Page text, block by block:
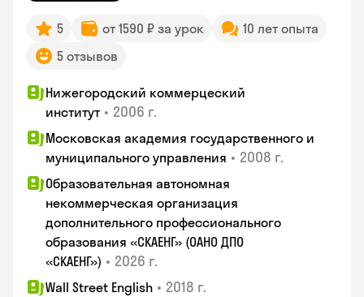
5 от 1590 ₽ за урок
10 лет опыта
5 отзывов
Нижегородский коммерцеский
институт • 2006 г.
Московская академия государственного и
муниципального управления • 2008 г.
Образовательная автономная
некоммерческая организация
дополнительного профессионального
образования «СКАЕНГ» (ОАНО ДПО
«СКАЕНГ») • 2026 г.
Wall Street English • 2018 г.